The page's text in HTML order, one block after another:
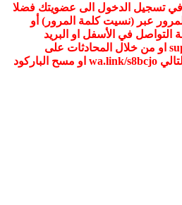
في تسجيل الدخول الى عضويتك فضلا
عبر (نسيت كلمة المرور) أو
التواصل في الأسفل او البريد
support@shomoo5.com او من خلال المحادثات على
الواتساب عبر الرابط التالي wa.link/s8bcjo او مسح الباركود